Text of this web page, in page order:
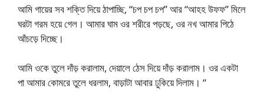
আমি গায়ের সব শক্তি দিয়ে ঠাপাচ্ছি, “চপ চপ চপ” আর “আহহ উফফ” মিলে
ঘরটা গরম হয়ে গেল। আমার ঘাম ওর শরীরে পড়ছে, ওর নখ আমার পিঠে
আঁচড়ে দিচ্ছে।
আমি ওকে তুলে দাঁড় করালাম, দেয়ালে ঠেস দিয়ে দাঁড় করালাম। ওর একটা
পা আমার কোমরে তুলে ধরলাম, বাড়াটা আবার ঢুকিয়ে দিলাম। “